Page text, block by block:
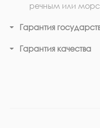
речным или
Гарантия
Гарантия качества